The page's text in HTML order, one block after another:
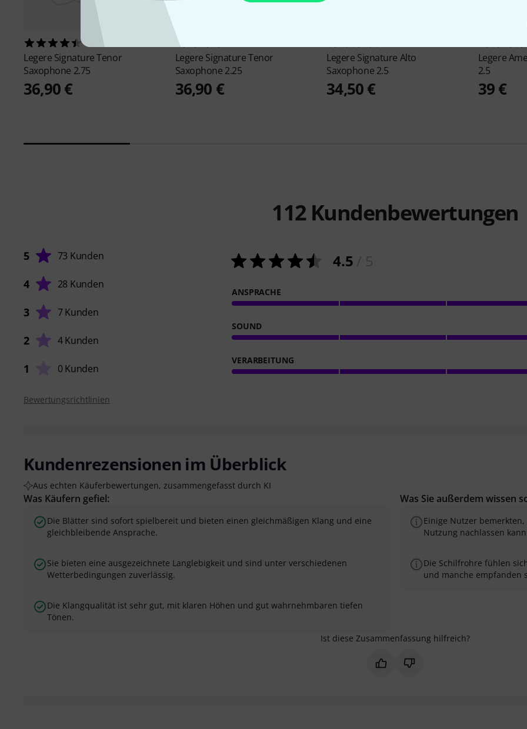
75
Legere Signature Tenor
Saxophone 2.75
36,90 €
Legere Signature Tenor
Saxophone 2.25
36,90 €
Legere Signature Alto
Saxophone 2.5
34,50 €
Legere
2.5
39 €
112Kundenbewertungen
5 73 Kunden
4 28 Kunden
3 7 Kunden
2 4 Kunden
1 0 Kunden
4.5
ANSPRACHE
SOUND
VERARBEITUNG
Bewertungsrichtlinien
Kundenrezensionen im Überblick
Aus echten Käuferbewertungen, zusammengefasst durch KI
Was Käufern gefiel:
Die Blätter sind sofort spielbereit und bieten einen gleichmäßigen Klang und eine
gleichbleibende Ansprache.
Sie bieten eine ausgezeichnete Langlebigkeit und sind unter verschiedenen
Wetterbedingungen zuverlässig.
Die Klangqualität ist sehr gut, mit klaren Höhen und gut wahrnehmbaren tiefen
Tönen.
Was Sie außerdem wissen
Einige Nutzer
Nutzung nachlassen
Die Schilfrohre fühlen
und manche empfanden
Ist diese Zusammenfassung hilfreich?
Markieren Sie diese
Markieren Sie diese